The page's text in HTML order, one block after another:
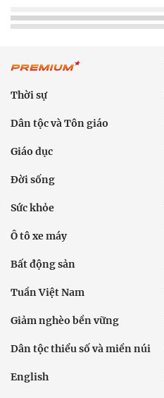
Thời sự
Dân tộc và Tôn giáo
Giáo dục
Đời sống
Sức khỏe
Ô tô xe máy
Bất động sản
Tuần Việt Nam
Giảm nghèo bền vững
Dân tộc thiểu số và miền núi
English